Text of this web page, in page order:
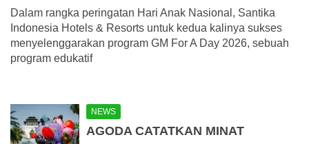
Dalam rangka peringatan Hari Anak Nasional, Santika
Indonesia Hotels & Resorts untuk kedua kalinya sukses
menyelenggarakan program GM For A Day 2026, sebuah
program edukatif
NEWS
AGODA CATATKAN MINAT